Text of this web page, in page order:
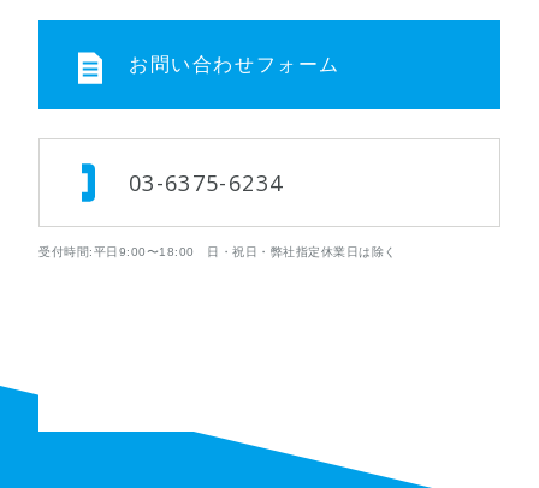
お問い合わせフォーム
03-6375-6234
受付時間:平日9:00〜18:00 日・祝日・弊社指定休業日は除く